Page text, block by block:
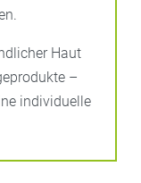
Haut
–
individuelle